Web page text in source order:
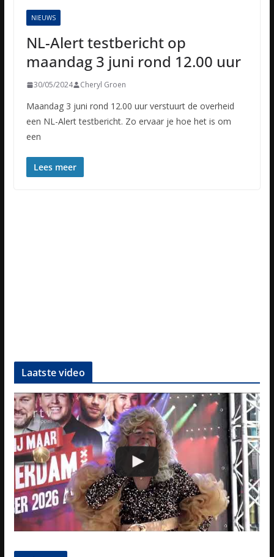
NIEUWS
NL-Alert testbericht op
maandag 3 juni rond 12.00 uur
30/05/2024 Cheryl Groen
Maandag 3 juni rond 12.00 uur verstuurt de overheid
een NL-Alert testbericht. Zo ervaar je hoe het is om
een
Lees meer
Laatste video